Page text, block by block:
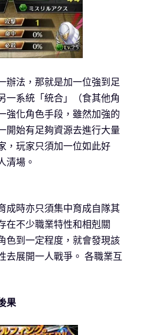
辦法，那就是加一位強到足
一系統「統合」（食其他角
強化角色手段，雖然加強的
開始有足夠資源去進行大量
，玩家只須加一位如此好
清場。
成時亦只須集中育成自隊其
在不少職業特性和相剋關
色到一定程度，就會發現該
去展開一人戰爭。 各職業互
果